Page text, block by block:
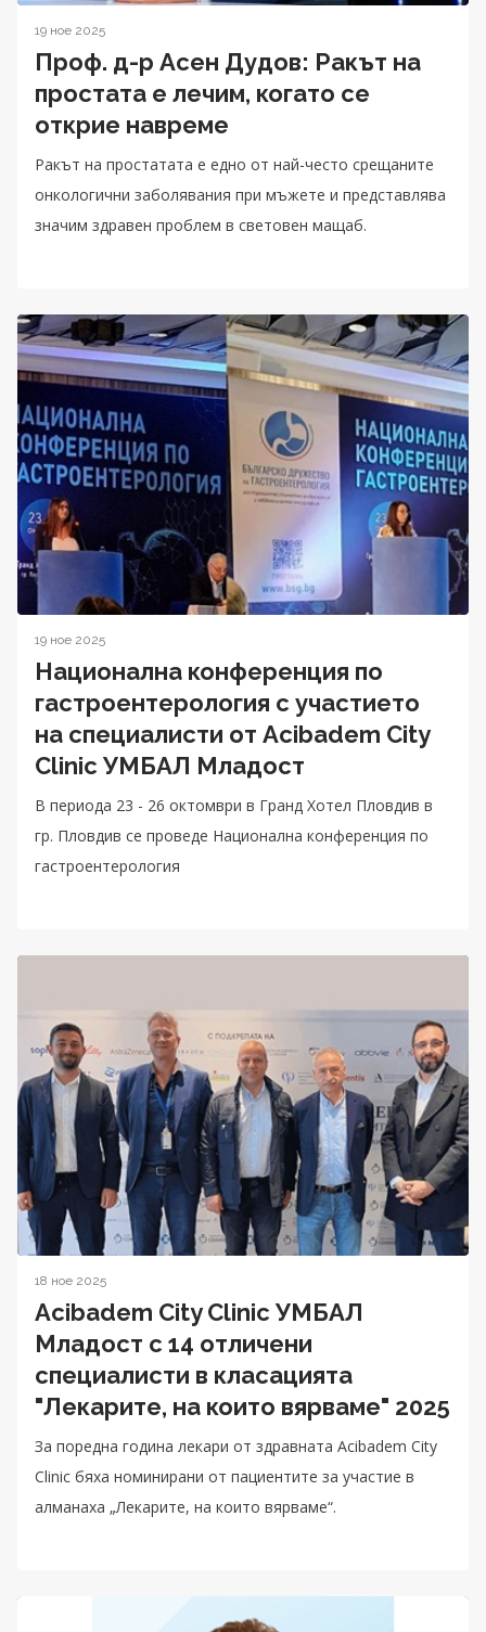
19 ное 2025
Проф. д-р Асен Дудов: Ракът на
простата е лечим, когато се
открие навреме
Ракът на простатата е едно от най-често срещаните
онкологични заболявания при мъжете и представлява
значим здравен проблем в световен мащаб.
19 ное 2025
Национална конференция по
гастроентерология с участието
на специалисти от Acibadem City
Clinic УМБАЛ Младост
В периода 23 - 26 октомври в Гранд Хотел Пловдив в
гр. Пловдив се проведе Национална конференция по
гастроентерология
18 ное 2025
Acibadem City Clinic УМБАЛ
Младост с 14 отличени
специалисти в класацията
"Лекарите, на които вярваме" 2025
За поредна година лекари от здравната Acibadem City
Clinic бяха номинирани от пациентите за участие в
алманаха „Лекарите, на които вярваме“.